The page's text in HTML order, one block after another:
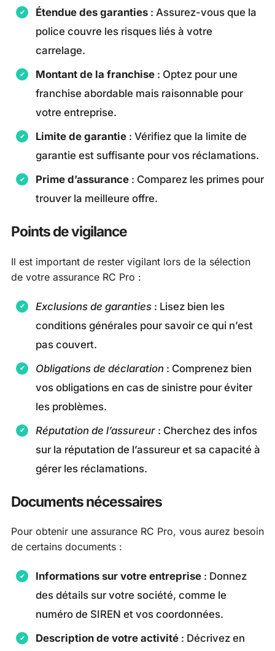
Étendue des garanties : Assurez-vous que la
police couvre les risques liés à votre
carrelage.
Montant de la franchise : Optez pour une
franchise abordable mais raisonnable pour
votre entreprise.
Limite de garantie : Vérifiez que la limite de
garantie est suffisante pour vos réclamations.
Prime d’assurance : Comparez les primes pour
trouver la meilleure offre.
Points de vigilance
Il est important de rester vigilant lors de la sélection
de votre assurance RC Pro :
Exclusions de garanties : Lisez bien les
conditions générales pour savoir ce qui n’est
pas couvert.
Obligations de déclaration : Comprenez bien
vos obligations en cas de sinistre pour éviter
les problèmes.
Réputation de l’assureur : Cherchez des infos
sur la réputation de l’assureur et sa capacité à
gérer les réclamations.
Documents nécessaires
Pour obtenir une assurance RC Pro, vous aurez besoin
de certains documents :
Informations sur votre entreprise : Donnez
des détails sur votre société, comme le
numéro de SIREN et vos coordonnées.
Description de votre activité : Décrivez en